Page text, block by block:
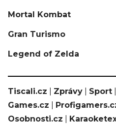
Mortal Kombat
Gran Turismo
Legend of Zelda
Tiscali.cz Zprávy Sport
Games.cz
Osobnosti.cz